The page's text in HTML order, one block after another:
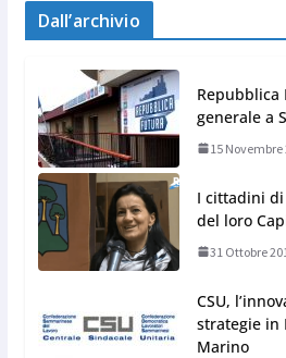
Dall’archivio
Repubblica
generale a
15 Novembre
I cittadini
del loro
31 Ottobre
CSU,
strategie in
Marino